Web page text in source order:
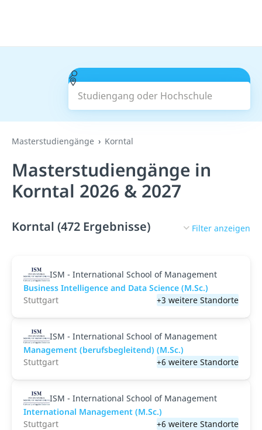
Studiengang oder Hochschule
Suchen
Masterstudiengänge Korntal
Masterstudiengänge in
Korntal 2026 & 2027
Korntal (472 Ergebnisse) Filter anzeigen
ISM - International School of Management
Business Intelligence and Data Science (M.Sc.)
Stuttgart
+3 weitere Standorte
ISM - International School of Management
Management (berufsbegleitend) (M.Sc.)
Stuttgart
+6 weitere Standorte
ISM - International School of Management
International Management (M.Sc.)
Stuttgart
+6 weitere Standorte